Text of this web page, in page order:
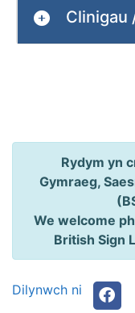
Clinigau
Rydym yn
Gymraeg,
We welcome
British Sign
Dilynwch ni